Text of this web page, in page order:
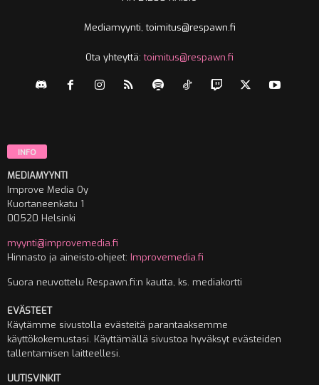
Mediamyynti, toimitus@respawn.fi
Ota yhteyttä:toimitus@respawn.fi
INFO
MEDIAMYYNTI
Improve Media Oy
Kuortaneenkatu 1
00520 Helsinki
myynti@improvemedia.fi
Hinnasto ja aineisto-ohjeet: Improvemedia.fi
Suora neuvottelu Respawn.fi:n kautta, ks. mediakortti
EVÄSTEET
Käytämme sivustolla evästeitä parantaaksemme
käyttökokemustasi. Käyttämällä sivustoa hyväksyt evästeiden
tallentamisen laitteellesi.
UUTISVINKIT